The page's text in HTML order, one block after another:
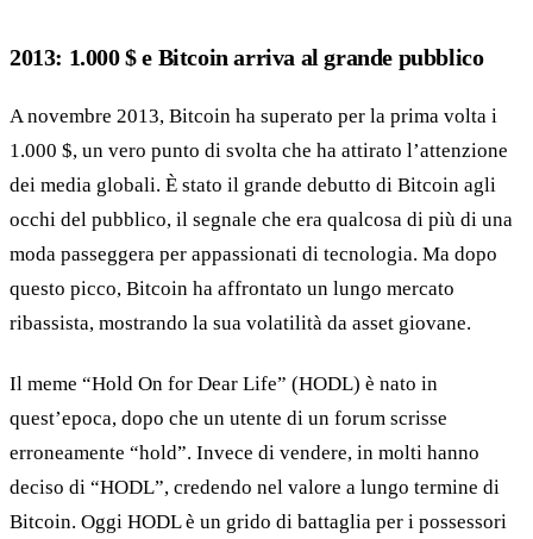
2013: 1.000 $ e Bitcoin arriva al grande pubblico
A novembre 2013, Bitcoin ha superato per la prima volta i
1.000 $, un vero punto di svolta che ha attirato l’attenzione
dei media globali. È stato il grande debutto di Bitcoin agli
occhi del pubblico, il segnale che era qualcosa di più di una
moda passeggera per appassionati di tecnologia. Ma dopo
questo picco, Bitcoin ha affrontato un lungo mercato
ribassista, mostrando la sua volatilità da asset giovane.
Il meme “Hold On for Dear Life” (HODL) è nato in
quest’epoca, dopo che un utente di un forum scrisse
erroneamente “hold”. Invece di vendere, in molti hanno
deciso di “HODL”, credendo nel valore a lungo termine di
Bitcoin. Oggi HODL è un grido di battaglia per i possessori